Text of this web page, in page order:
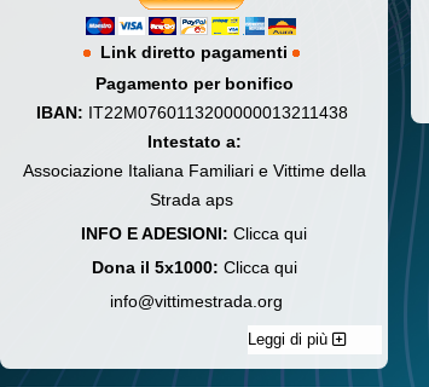
Link diretto pagamenti
Pagamento per bonifico
IBAN: IT22M0760113200000013211438
Intestato a:
Associazione Italiana Familiari e Vittime della
Strada aps
INFO E ADESIONI: Clicca qui
Dona il 5x1000: Clicca qui
info@vittimestrada.org
Leggi di più